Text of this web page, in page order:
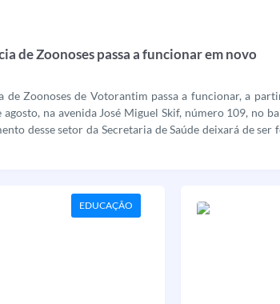
de Zoonoses passa a funcionar em novo
de Zoonoses de Votorantim passa a funcionar, a
agosto, na avenida José Miguel Skif, número 109, no
desse setor da Secretaria de Saúde deixará de ser
EDUCAÇÃO